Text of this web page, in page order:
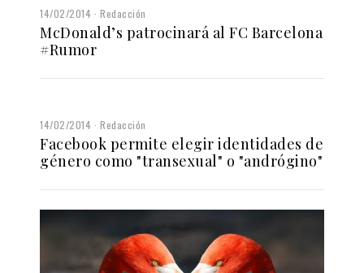
14/02/2014 Redacción
McDonald’s patrocinará al FC Barcelona
#Rumor
14/02/2014 Redacción
Facebook permite elegir identidades de
género como "transexual" o "andrógino"